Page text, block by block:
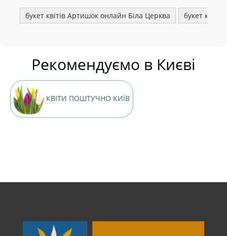
букет квітів Артишок онлайн Біла Церква букет
Рекомендуємо в Києві
КВІТИ ПОШТУЧНО КИЇВ